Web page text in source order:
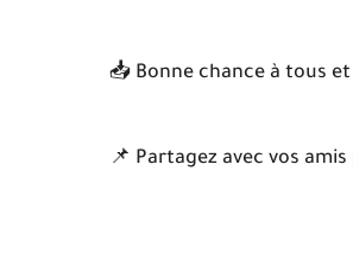
📥 Bonne chance à tous
📌 Partagez avec vos